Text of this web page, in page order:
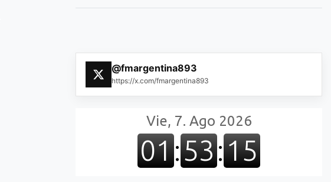
@fmargentina893
https://x.com/fmargentina893